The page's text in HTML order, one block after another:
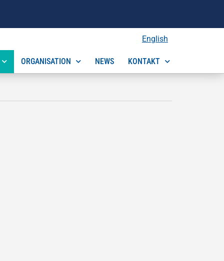
English
ORGANISATION NEWS KONTAKT